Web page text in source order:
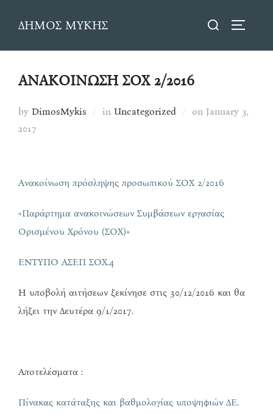
ΔΗΜΟΣ ΜΥΚΗΣ
Search
ΑΝΑΚΟΙΝΩΣΗ ΣΟΧ 2/2016
by DimosMykis in Uncategorized on Posted
January 3,
2017
Ανακοίνωση πρόσληψης προσωπικού ΣΟΧ 2/2016
«Παράρτημα ανακοινώσεων Συμβάσεων εργασίας
Ορισμένου Χρόνου (ΣΟΧ)»
ΕΝΤΥΠΟ ΑΣΕΠ ΣΟΧ.4
Η υποβολή αιτήσεων ξεκίνησε στις 30/12/2016 και θα
λήξει την Δευτέρα 9/1/2017.
Αποτελέσματα :
Πίνακας κατάταξης και βαθμολογίας υποψηφιών ΔΕ.